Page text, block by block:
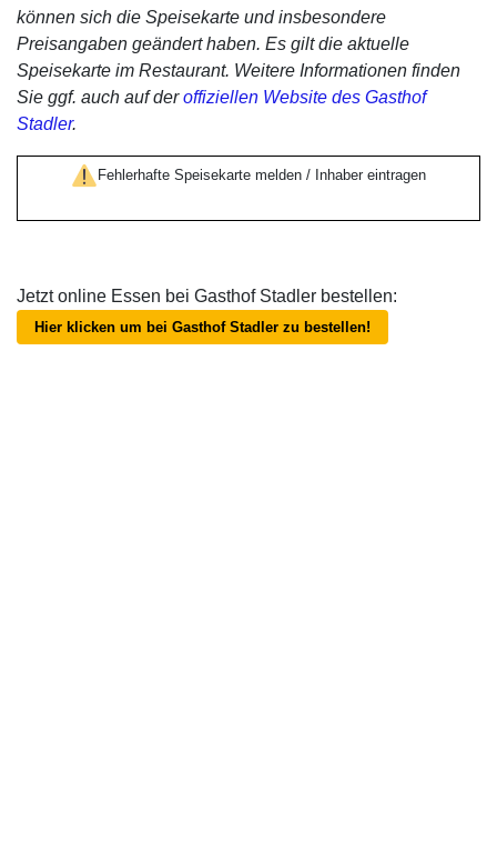
können sich die Speisekarte und insbesondere
Preisangaben geändert haben. Es gilt die aktuelle
Speisekarte im Restaurant. Weitere Informationen finden
Sie ggf. auch auf deroffiziellen Website des Gasthof
Stadler.
Fehlerhafte Speisekarte melden / Inhaber eintragen
Jetzt online Essen bei Gasthof Stadler bestellen:
Hier klicken um bei Gasthof Stadler zu bestellen!